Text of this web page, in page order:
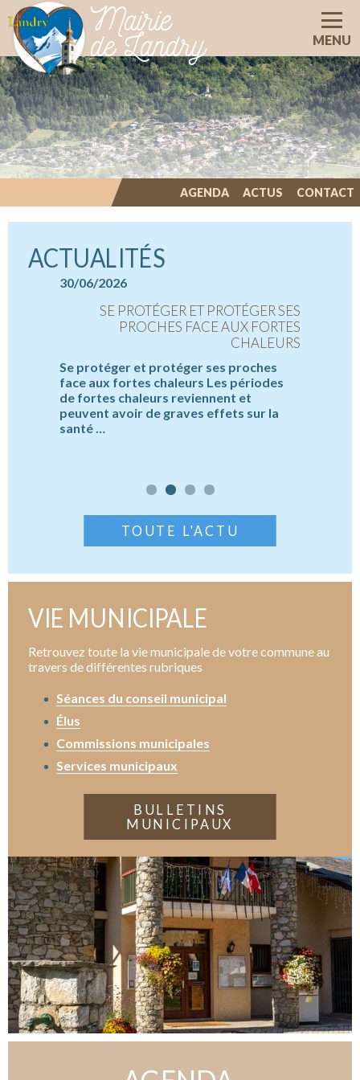
Mairie
de Landry
AGENDA ACTUS CONTACT
ILLIWAP
MENU
ACTUALITÉS
30/06/2026
SE PROTÉGER ET PROTÉGER SES
PROCHES FACE AUX FORTES
CHALEURS
Se protéger et protéger ses proches
face aux fortes chaleurs Les périodes
de fortes chaleurs reviennent et
peuvent avoir de graves effets sur la
santé …
Continuer la lecture« Se
protéger
et
ses
face
aux
chaleurs »
TOUTE L'ACTU
VIE MUNICIPALE
Retrouvez toute la vie municipale de votre commune au
travers de différentes rubriques
Séances du conseil municipal
Élus
Commissions municipales
Services municipaux
BULLETINS
MUNICIPAUX